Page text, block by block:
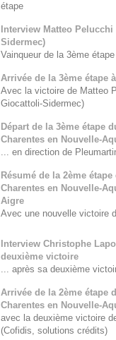
étape
Interview Matteo
Sidermec)
Vainqueur de la 3ème
Arrivée de la 3ème étape
Avec la victoire de Matteo
Giocattoli-Sidermec)
Départ de la 3ème étape
Charentes en Nouvelle-
... en direction de
Résumé de la 2ème
Charentes en Nouvelle-
Aigre
Avec une nouvelle victoire
Interview Christophe
deuxième victoire
... après sa deuxième
Arrivée de la 2ème étape
Charentes en Nouvelle-
avec la deuxième victoire
(Cofidis, solutions crédits)